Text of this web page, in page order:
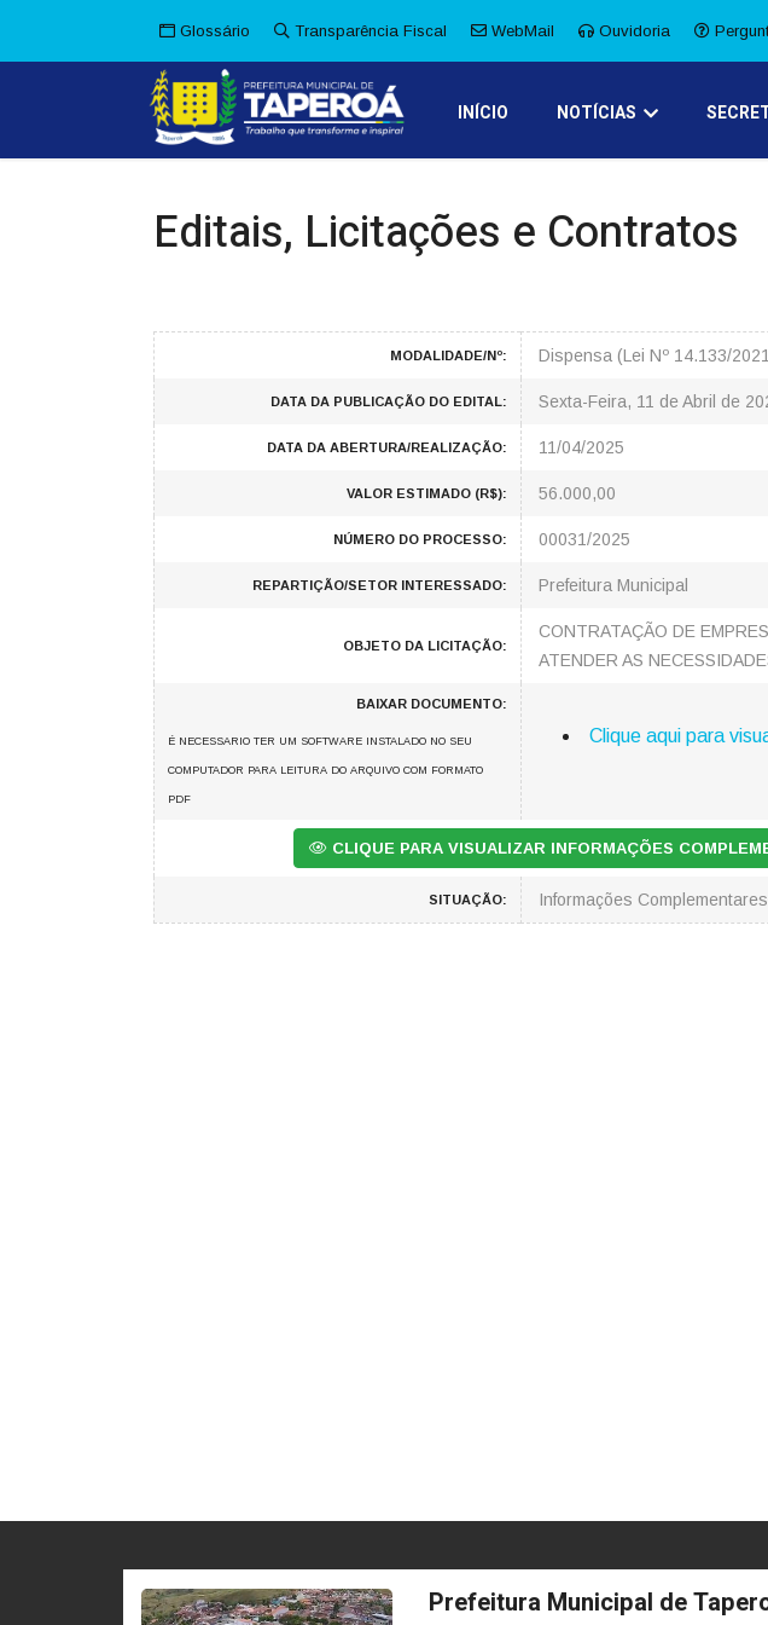
Glossário Transparência Fiscal WebMail Ouvidoria
INÍCIO NOTÍCIAS
Editais, Licitações e Contratos
MODALIDADE/Nº: Dispensa (Lei Nº 14.133/
DATA DA PUBLICAÇÃO DO EDITAL: Sexta-Feira, 11 de Abril de
DATA DA ABERTURA/REALIZAÇÃO: 11/04/2025
VALOR ESTIMADO (R$): 56.000,00
NÚMERO DO PROCESSO: 00031/2025
REPARTIÇÃO/SETOR INTERESSADO: Prefeitura Municipal
OBJETO DA LICITAÇÃO:
CONTRATAÇÃO DE
ATENDER AS
BAIXAR DOCUMENTO:
É NECESSARIO TER UM SOFTWARE INSTALADO NO SEU
COMPUTADOR PARA LEITURA DO ARQUIVO COM FORMATO
PDF
Clique aqui para
CLIQUE PARA VISUALIZAR INFORMAÇÕES
SITUAÇÃO: Informações Complementares
Prefeitura Municipal de